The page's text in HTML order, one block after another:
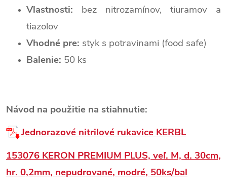
Vlastnosti: bez nitrozamínov, tiuramov a
tiazolov
Vhodné pre: styk s potravinami (food safe)
Balenie: 50 ks
Návod na použitie na stiahnutie:
Jednorazové nitrilové rukavice KERBL
153076 KERON PREMIUM PLUS, veľ. M, d. 30cm,
hr. 0,2mm, nepudrované, modré, 50ks/bal